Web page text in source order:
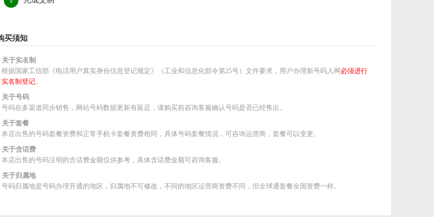
买须知
关于实名制
根据国家工信部《电话用户真实身份信息登记规定》（工业和信息化部令第25号）文件要求，用户办理新号码入网 必须进行
实名制登记。
关于号码
号码在多渠道同步销售，网站号码数据更新有延迟，请购买前咨询客服确认号码是否已经售出。
关于套餐
本店出售的号码套餐资费和正常手机卡套餐资费相同，具体号码套餐情况，可咨询运营商，套餐可以变更。
关于含话费
本店出售的号码注明的含话费金额仅供参考，具体含话费金额可咨询客服。
关于归属地
号码归属地是号码办理开通的地区，归属地不可修改，不同的地区运营商资费不同，但全球通套餐全国资费一样。